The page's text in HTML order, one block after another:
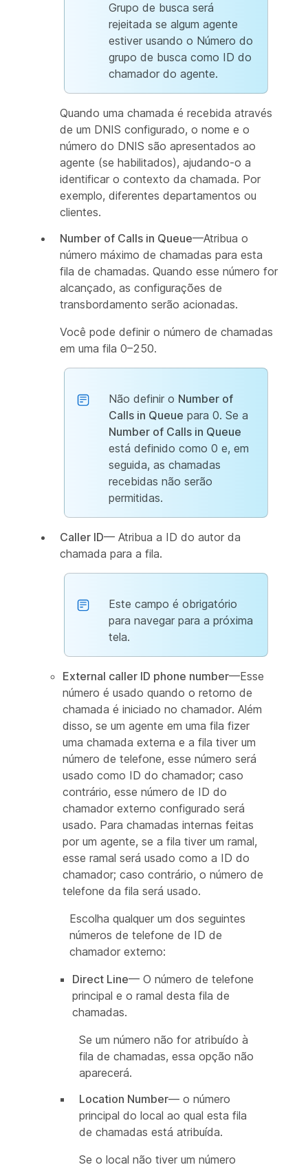
Grupo de busca será
rejeitada se algum agente
estiver usando o Número do
grupo de busca como ID do
chamador do agente.
Quando uma chamada é recebida através
de um DNIS configurado, o nome e o
número do DNIS são apresentados ao
agente (se habilitados), ajudando-o a
identificar o contexto da chamada. Por
exemplo, diferentes departamentos ou
clientes.
Number of Calls in Queue—Atribua o
número máximo de chamadas para esta
fila de chamadas. Quando esse número for
alcançado, as configurações de
transbordamento serão acionadas.
Você pode definir o número de chamadas
em uma fila 0–250.
Não definir o Number of
Calls in Queue para 0. Se a
Number of Calls in Queue
está definido como 0 e, em
seguida, as chamadas
recebidas não serão
permitidas.
Caller ID— Atribua a ID do autor da
chamada para a fila.
Este campo é obrigatório
para navegar para a próxima
tela.
External caller ID phone number—Esse
número é usado quando o retorno de
chamada é iniciado no chamador. Além
disso, se um agente em uma fila fizer
uma chamada externa e a fila tiver um
número de telefone, esse número será
usado como ID do chamador; caso
contrário, esse número de ID do
chamador externo configurado será
usado. Para chamadas internas feitas
por um agente, se a fila tiver um ramal,
esse ramal será usado como a ID do
chamador; caso contrário, o número de
telefone da fila será usado.
Escolha qualquer um dos seguintes
números de telefone de ID de
chamador externo:
Direct Line— O número de telefone
principal e o ramal desta fila de
chamadas.
Se um número não for atribuído à
fila de chamadas, essa opção não
aparecerá.
Location Number— o número
principal do local ao qual esta fila
de chamadas está atribuída.
Se o local não tiver um número